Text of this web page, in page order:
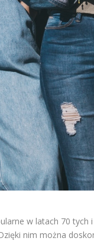
w latach 70 tych
nim można